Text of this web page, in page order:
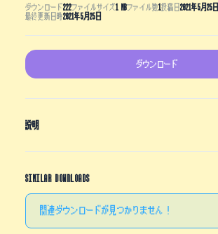
ダウンロード222ファイルサイズ1 MBファイル数1 投稿日2021年5月25日
最終更新日時2021年5月25日
ダウンロード
説明
SIMILAR DOWNLOADS
関連ダウンロードが見つかりません !